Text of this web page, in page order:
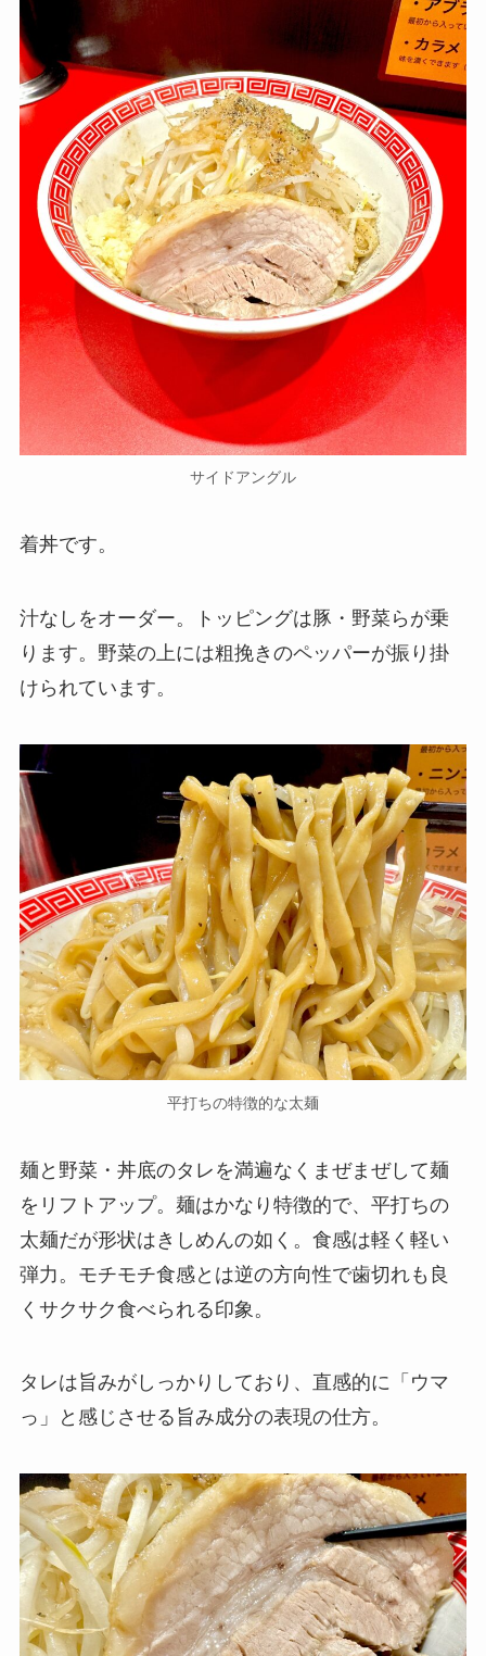
サイドアングル
着丼です。
汁なしをオーダー。トッピングは豚・野菜らが乗
ります。野菜の上には粗挽きのペッパーが振り掛
けられています。
平打ちの特徴的な太麺
麺と野菜・丼底のタレを満遍なくまぜまぜして麺
をリフトアップ。麺はかなり特徴的で、平打ちの
太麺だが形状はきしめんの如く。食感は軽く軽い
弾力。モチモチ食感とは逆の方向性で歯切れも良
くサクサク食べられる印象。
タレは旨みがしっかりしており、直感的に「ウマ
っ」と感じさせる旨み成分の表現の仕方。